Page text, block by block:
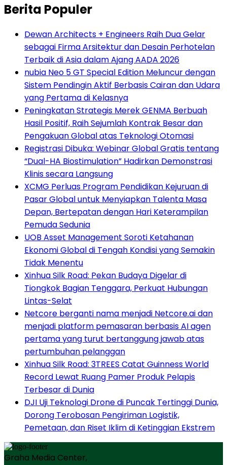
Berita Populer
Dewan Architects + Engineers Raih Dua Gelar
sebagai Firma Arsitektur dan Desain Perhotelan
Terbaik di Asia dalam Ajang AADA 2026
nubia Neo 5 GT Special Edition Meluncur dengan
Sistem Pendingin Aktif Berbasis Cairan dan Udara
yang Pertama di Kelasnya
Peningkatan Strategis Merek GENMA Berbuah
Hasil Positif, Raih Sejumlah Kontrak Besar dan
Pengakuan Global atas Teknologi Otomasi
Registrasi Dibuka: Webinar Global Gratis tentang
“Dual-HA Biostimulation” Hadirkan Demonstrasi
Klinis secara Langsung
XCMG Perluas Program Pendidikan Kejuruan di
Pasar Global untuk Menyiapkan Talenta Masa
Depan, Bertepatan dengan Hari Keterampilan
Pemuda Sedunia
UOB Asset Management Soroti Ketahanan
Ekonomi Global di Tengah Kondisi yang Semakin
Tidak Menentu
Xinhua Silk Road: Pekan Budaya Digelar di
Tiongkok Bagian Tenggara, Perkuat Hubungan
Lintas-Selat
Netcore berganti nama menjadi Netcore.ai dan
menjadi platform pemasaran berbasis AI agen
pertama yang turut bertanggung jawab atas
pertumbuhan pelanggan
Xinhua Silk Road: 3TREES Catat Guinness World
Record Lewat Ruang Pamer Produk Pelapis
Terbesar di Dunia
DJI Uji Teknologi Drone di Puncak Tertinggi Dunia,
Dorong Terobosan Pengiriman Logistik,
Pemetaan, dan Riset Iklim di Ketinggian Ekstrem
Graha Media Center,